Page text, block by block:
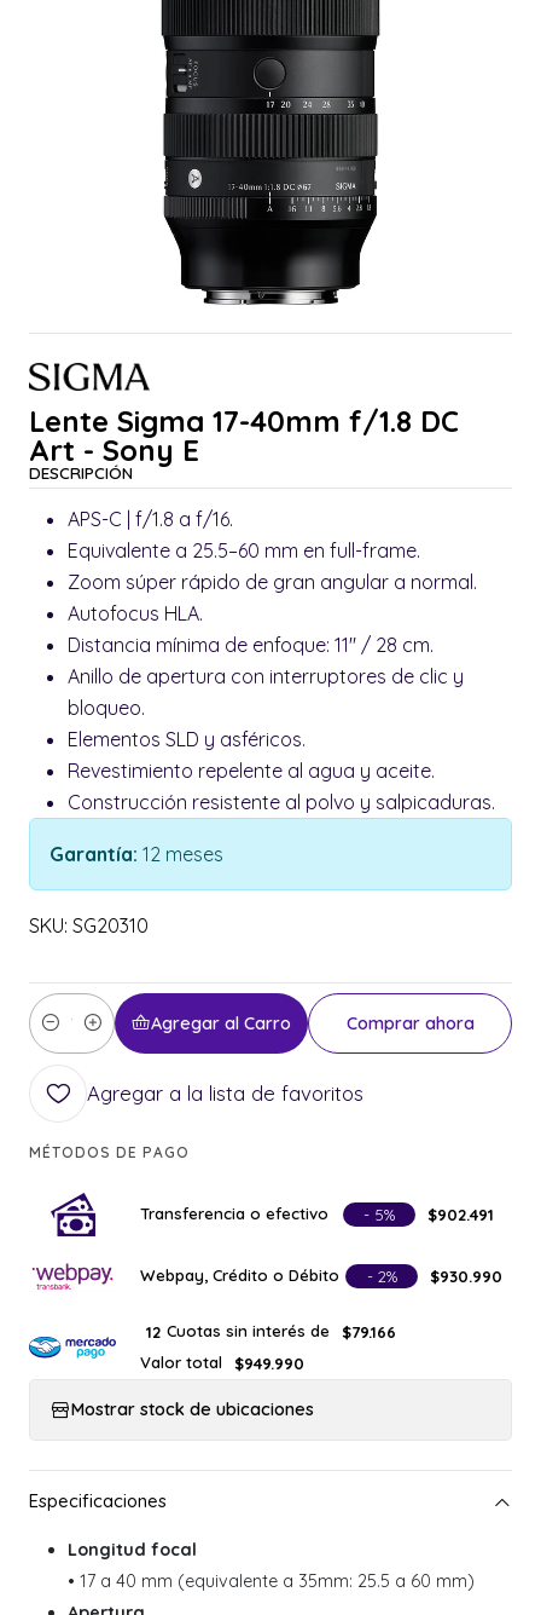
Lente Sigma 17-40mm f/1.8 DC
Art - Sony E
DESCRIPCIÓN
APS-C | f/1.8 a f/16.
Equivalente a 25.5–60 mm en full-frame.
Zoom súper rápido de gran angular a normal.
Autofocus HLA.
Distancia mínima de enfoque: 11" / 28 cm.
Anillo de apertura con interruptores de clic y
bloqueo.
Elementos SLD y asféricos.
Revestimiento repelente al agua y aceite.
Construcción resistente al polvo y salpicaduras.
Garantía: 12 meses
SKU: SG20310
Cantidad
Agregar al Carro Comprar ahora
Agregar a la lista de favoritos
MÉTODOS DE PAGO
Transferencia o efectivo - 5% $902.491
Webpay, Crédito o Débito - 2% $930.990
12 Cuotas sin interés de
$79.166
Valor total
$949.990
Mostrar stock de ubicaciones
Longitud focal
• 17 a 40 mm (equivalente a 35mm: 25.5 a 60 mm)